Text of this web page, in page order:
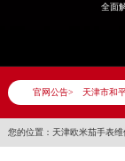
全面
官网公告>
2026年6
2026年6
您的位置： 天津欧米茄手表维